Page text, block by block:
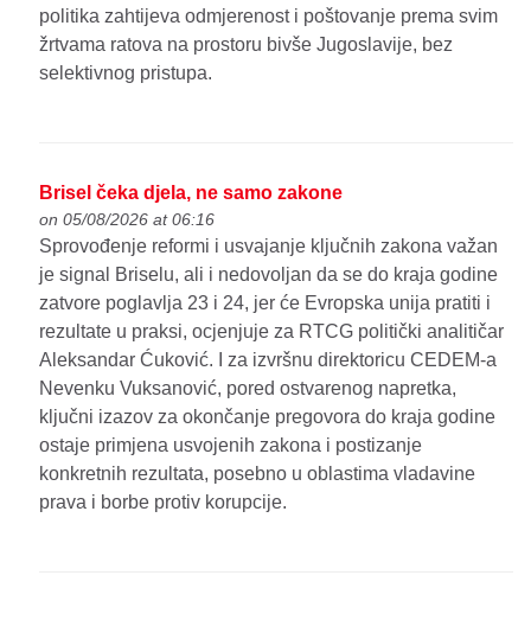
politika zahtijeva odmjerenost i poštovanje prema svim
žrtvama ratova na prostoru bivše Jugoslavije, bez
selektivnog pristupa.
Brisel čeka djela, ne samo zakone
on 05/08/2026 at 06:16
Sprovođenje reformi i usvajanje ključnih zakona važan
je signal Briselu, ali i nedovoljan da se do kraja godine
zatvore poglavlja 23 i 24, jer će Evropska unija pratiti i
rezultate u praksi, ocjenjuje za RTCG politički analitičar
Aleksandar Ćuković. I za izvršnu direktoricu CEDEM-a
Nevenku Vuksanović, pored ostvarenog napretka,
ključni izazov za okončanje pregovora do kraja godine
ostaje primjena usvojenih zakona i postizanje
konkretnih rezultata, posebno u oblastima vladavine
prava i borbe protiv korupcije.